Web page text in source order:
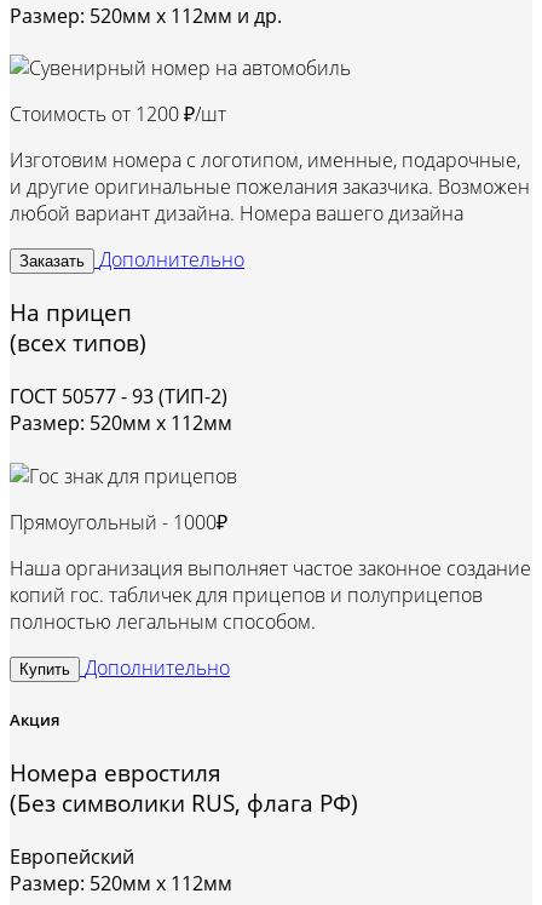
Размер: 520мм х 112мм и др.
Стоимость от 1200 ₽/шт
Изготовим номера с логотипом, именные, подарочные,
и другие оригинальные пожелания заказчика. Возможен
любой вариант дизайна. Номера вашего дизайна
Заказать Дополнительно
На прицеп
(всех типов)
ГОСТ 50577 - 93 (ТИП-2)
Размер: 520мм х 112мм
Прямоугольный - 1000₽
Наша организация выполняет частое законное создание
копий гос. табличек для прицепов и полуприцепов
полностью легальным способом.
Купить Дополнительно
Акция
Номера евростиля
(Без символики RUS, флага РФ)
Европейский
Размер: 520мм х 112мм